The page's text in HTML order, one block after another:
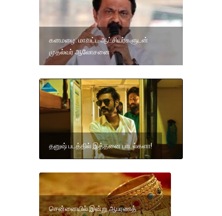
கனமழை: மாவட்ட ஆட்சியர்களுடன்
முதல்வர் ஆலோசனை
தனுஷ் படத்தில் இத்தனை பாடல்களா!
சென்னையில் இன்று ஆபரணத்